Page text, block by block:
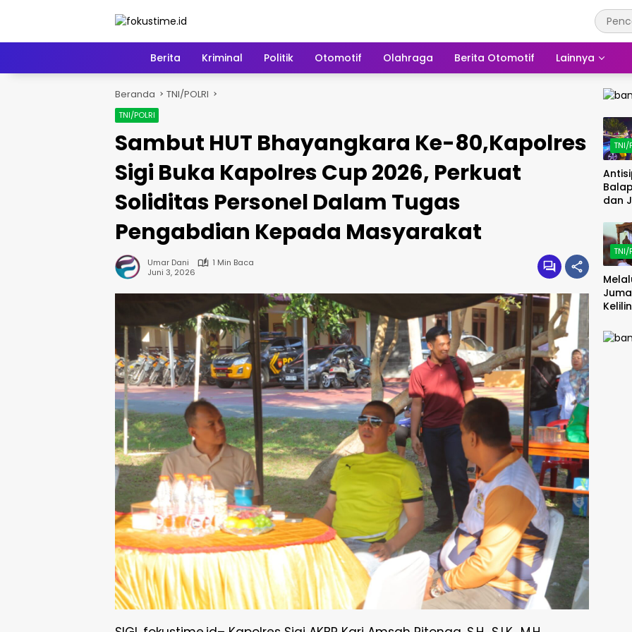
HomeBerita Kriminal Politik Otomotif Olahraga Berita Otomotif Lainnya
Beranda TNI/POLRI
TNI/POLRI
Sambut HUT Bhayangkara Ke-80,Kapolres
Sigi Buka Kapolres Cup 2026, Perkuat
Soliditas Personel Dalam Tugas
Pengabdian Kepada Masyarakat
Umar Dani
1 Min Baca
Juni 3, 2026
TNI/
dan
TNI/